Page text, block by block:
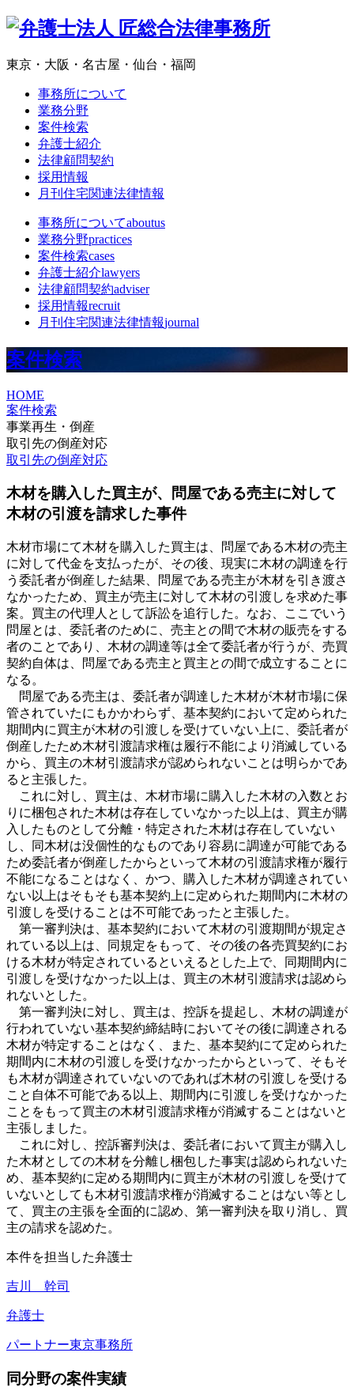
東京・大阪・名古屋・仙台・福岡
事務所について
業務分野
案件検索
弁護士紹介
法律顧問契約
採用情報
月刊住宅関連法律情報
事務所についてaboutus
業務分野practices
案件検索cases
弁護士紹介lawyers
法律顧問契約adviser
採用情報recruit
月刊住宅関連法律情報journal
案件検索
HOME
案件検索
事業再生・倒産
取引先の倒産対応
取引先の倒産対応
木材を購入した買主が、問屋である売主に対して
木材の引渡を請求した事件
木材市場にて木材を購入した買主は、問屋である木材の売主
に対して代金を支払ったが、その後、現実に木材の調達を行
う委託者が倒産した結果、問屋である売主が木材を引き渡さ
なかったため、買主が売主に対して木材の引渡しを求めた事
案。買主の代理人として訴訟を追行した。なお、ここでいう
問屋とは、委託者のために、売主との間で木材の販売をする
者のことであり、木材の調達等は全て委託者が行うが、売買
契約自体は、問屋である売主と買主との間で成立することに
なる。
問屋である売主は、委託者が調達した木材が木材市場に保
管されていたにもかかわらず、基本契約において定められた
期間内に買主が木材の引渡しを受けていない上に、委託者が
倒産したため木材引渡請求権は履行不能により消滅している
から、買主の木材引渡請求が認められないことは明らかであ
ると主張した。
これに対し、買主は、木材市場に購入した木材の入数とお
りに梱包された木材は存在していなかった以上は、買主が購
入したものとして分離・特定された木材は存在していない
し、同木材は没個性的なものであり容易に調達が可能である
ため委託者が倒産したからといって木材の引渡請求権が履行
不能になることはなく、かつ、購入した木材が調達されてい
ない以上はそもそも基本契約上に定められた期間内に木材の
引渡しを受けることは不可能であったと主張した。
第一審判決は、基本契約において木材の引渡期間が規定さ
れている以上は、同規定をもって、その後の各売買契約にお
ける木材が特定されているといえるとした上で、同期間内に
引渡しを受けなかった以上は、買主の木材引渡請求は認めら
れないとした。
第一審判決に対し、買主は、控訴を提起し、木材の調達が
行われていない基本契約締結時においてその後に調達される
木材が特定することはなく、また、基本契約にて定められた
期間内に木材の引渡しを受けなかったからといって、そもそ
も木材が調達されていないのであれば木材の引渡しを受ける
こと自体不可能である以上、期間内に引渡しを受けなかった
ことをもって買主の木材引渡請求権が消滅することはないと
主張しました。
これに対し、控訴審判決は、委託者において買主が購入し
た木材としての木材を分離し梱包した事実は認められないた
め、基本契約に定める期間内に買主が木材の引渡しを受けて
いないとしても木材引渡請求権が消滅することはない等とし
て、買主の主張を全面的に認め、第一審判決を取り消し、買
主の請求を認めた。
本件を担当した弁護士
吉川 幹司
弁護士
パートナー東京事務所
同分野の案件実績